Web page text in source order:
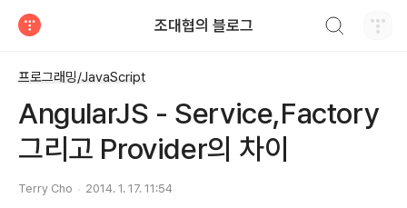
조대협의 블로그
프로그래밍/JavaScript
AngularJS - Service,Factory
그리고 Provider의 차이
Terry Cho 2014. 1. 17. 11:54